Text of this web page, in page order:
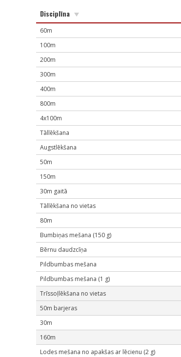
Disciplīna
60m
100m
200m
300m
400m
800m
4x100m
Tāllēkšana
Augstlēkšana
50m
150m
30m gaitā
Tāllēkšana no vietas
80m
Bumbiņas mešana (150 g)
Bērnu daudzcīņa
Pildbumbas mešana
Pildbumbas mešana (1 g)
Trīssoļlēkšana no vietas
50m barjeras
30m
160m
Lodes mešana no apakšas ar lēcienu (2 g)